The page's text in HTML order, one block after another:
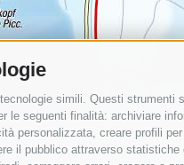
simili. Questi strumenti
le seguenti finalità: archiviare
personalizzata, creare profili
il pubblico attraverso